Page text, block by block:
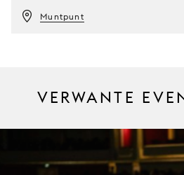
Muntpunt
VERWANTE